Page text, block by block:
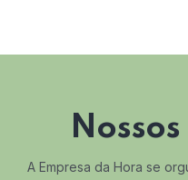
A Empresa da Hora se